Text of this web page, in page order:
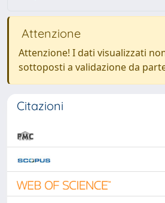
Attenzione
Attenzione! I dati visualizzati
sottoposti a validazione da
Citazioni